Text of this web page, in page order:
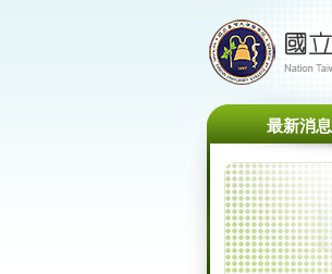
最新消息